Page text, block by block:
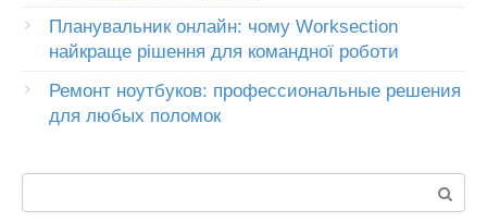
Планувальник онлайн: чому Worksection
найкраще рішення для командної роботи
Ремонт ноутбуков: профессиональные решения
для любых поломок